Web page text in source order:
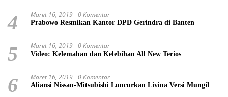
4 Maret 16, 2019 0 Komentar
Prabowo Resmikan Kantor DPD Gerindra di Banten
5 Maret 16, 2019 0 Komentar
Video: Kelemahan dan Kelebihan All New Terios
6 Maret 16, 2019 0 Komentar
Aliansi Nissan-Mitsubishi Luncurkan Livina Versi Mungil